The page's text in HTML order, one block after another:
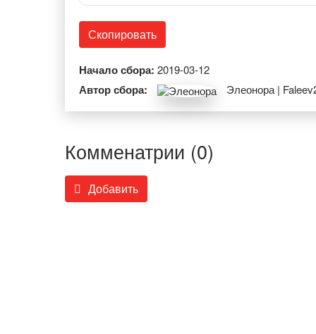
Скопировать
Начало сбора: 2019-03-12
Автор сбора: Элеонора |
Комменатрии (0)
Добавить